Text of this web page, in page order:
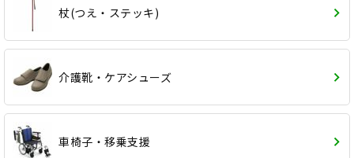
杖(つえ・ステッキ)
介護靴・ケアシューズ
車椅子・移乗支援